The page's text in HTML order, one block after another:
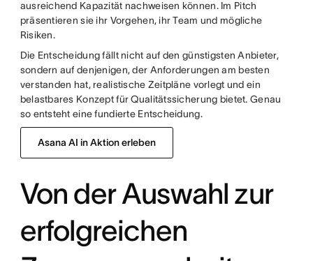
ausreichend Kapazität nachweisen können. Im Pitch
präsentieren sie ihr Vorgehen, ihr Team und mögliche
Risiken.
Die Entscheidung fällt nicht auf den günstigsten Anbieter,
sondern auf denjenigen, der Anforderungen am besten
verstanden hat, realistische Zeitpläne vorlegt und ein
belastbares Konzept für Qualitätssicherung bietet. Genau
so entsteht eine fundierte Entscheidung.
Asana AI in Aktion erleben
Von der Auswahl zur
erfolgreichen